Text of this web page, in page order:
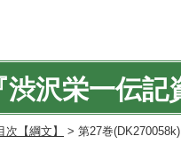
沢栄一伝記
次【綱文】 > 第27巻